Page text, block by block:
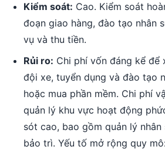
Kiểm soát: Cao. Kiểm soát
đoạn giao hàng, đào tạo nhân
vụ và thu tiền.
Rủi ro: Chi phí vốn đáng kể để
đội xe, tuyển dụng và đào tạo
hoặc mua phần mềm. Chi phí
quản lý khu vực hoạt động
sót cao, bao gồm quản lý
bảo trì. Yếu tố mở rộng quy